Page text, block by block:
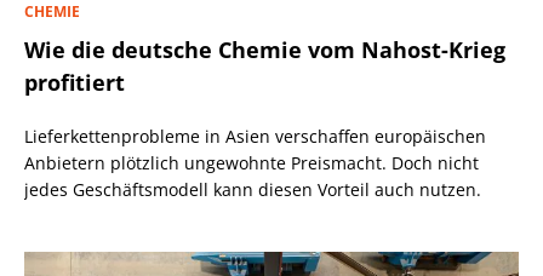
CHEMIE
Wie die deutsche Chemie vom Nahost-Krieg
profitiert
Lieferkettenprobleme in Asien verschaffen europäischen
Anbietern plötzlich ungewohnte Preismacht. Doch nicht
jedes Geschäftsmodell kann diesen Vorteil auch nutzen.